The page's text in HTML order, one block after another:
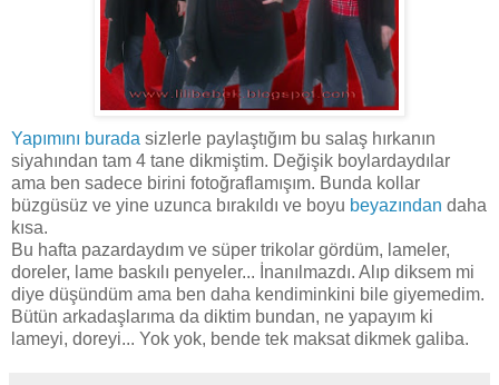
Yapımını burada sizlerle paylaştığım bu salaş hırkanın
siyahından tam 4 tane dikmiştim. Değişik boylardaydılar
ama ben sadece birini fotoğraflamışım. Bunda kollar
büzgüsüz ve yine uzunca bırakıldı ve boyu beyazından daha
kısa.
Bu hafta pazardaydım ve süper trikolar gördüm, lameler,
doreler, lame baskılı penyeler... İnanılmazdı. Alıp diksem mi
diye düşündüm ama ben daha kendiminkini bile giyemedim.
Bütün arkadaşlarıma da diktim bundan, ne yapayım ki
lameyi, doreyi... Yok yok, bende tek maksat dikmek galiba.